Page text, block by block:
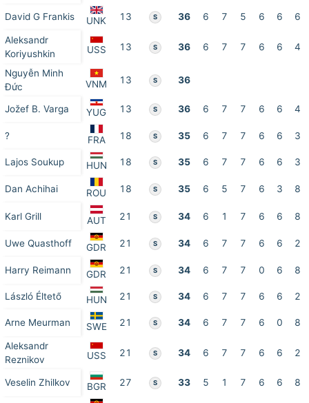
David G Frankis UNK 13 S 36 6 7 5 6 6 6
Aleksandr
Koriyushkin
USS 13 S 36 6 7 7 6 6 4
Nguyễn Minh
Đức
VNM 13 S 36
Jožef B. Varga YUG 13 S 36 6 7 7 6 6 4
? FRA 18 S 35 6 7 7 6 6 3
Lajos Soukup HUN 18 S 35 6 7 7 6 6 3
Dan Achihai ROU 18 S 35 6 5 7 6 3 8
Karl Grill AUT 21 S 34 6 1 7 6 6 8
Uwe Quasthoff GDR 21 S 34 6 7 7 6 6 2
Harry Reimann GDR 21 S 34 6 7 7 0 6 8
László Éltető HUN 21 S 34 6 7 7 6 6 2
Arne Meurman SWE 21 S 34 6 7 7 6 0 8
Aleksandr
Reznikov
USS 21 S 34 6 7 7 6 6 2
Veselin Zhilkov BGR 27 S 33 5 1 7 6 6 8